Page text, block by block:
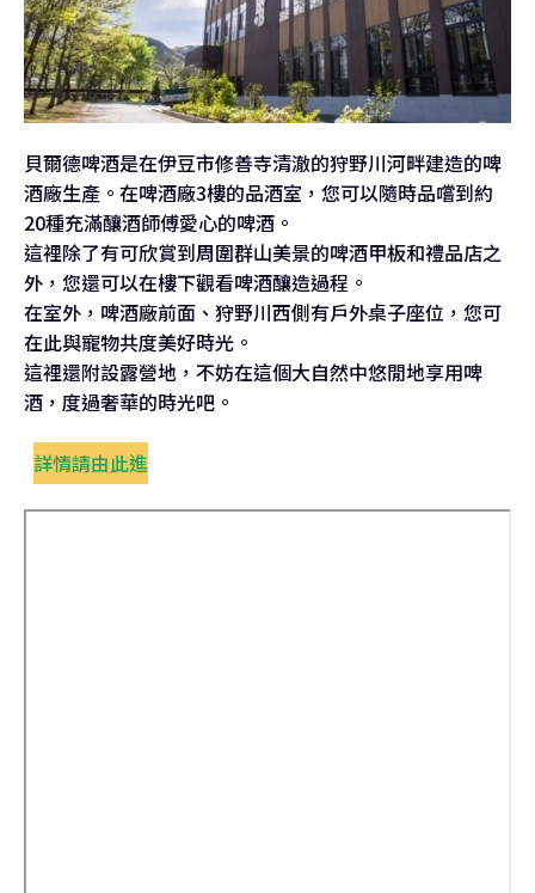
貝爾德啤酒是在伊豆市修善寺清澈的狩野川河畔建造的啤
酒廠生產。在啤酒廠3樓的品酒室，您可以隨時品嚐到約
20種充滿釀酒師傅愛心的啤酒。
這裡除了有可欣賞到周圍群山美景的啤酒甲板和禮品店之
外，您還可以在樓下觀看啤酒釀造過程。
在室外，啤酒廠前面、狩野川西側有戶外桌子座位，您可
在此與寵物共度美好時光。
這裡還附設露營地，不妨在這個大自然中悠閒地享用啤
酒，度過奢華的時光吧。
詳情請由此進